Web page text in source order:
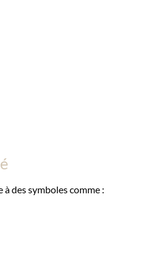
des symboles comme :